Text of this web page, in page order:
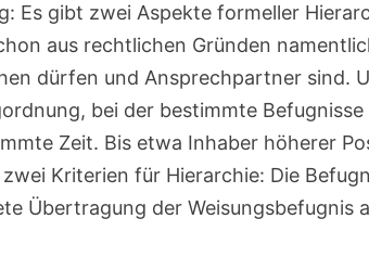
Es gibt zwei Aspekte formeller
aus rechtlichen Gründen
dürfen und Ansprechpartner sind.
bei der bestimmte
Zeit. Bis etwa Inhaber höherer
Kriterien für Hierarchie: Die
Übertragung der Weisungsbefugnis